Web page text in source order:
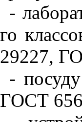
-
го
29227,
-
ГОСТ